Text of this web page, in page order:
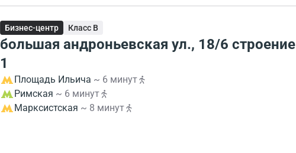
Бизнес-центр Класс B
большая андроньевская ул., 18/6 строение
1
Площадь Ильича ~ 6 минут
Римская ~ 6 минут
Марксистская ~ 8 минут